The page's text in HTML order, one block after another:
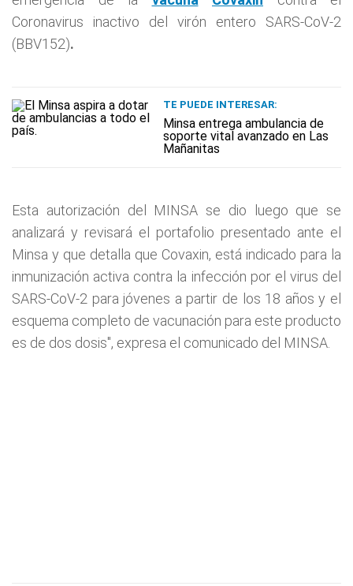
Coronavirus inactivo del virón entero SARS-CoV-2
(BBV152).
TE PUEDE INTERESAR:
Minsa entrega ambulancia de
soporte vital avanzado en Las
Mañanitas
Esta autorización del MINSA se dio luego que se
analizará y revisará el portafolio presentado ante el
Minsa y que detalla que Covaxin, está indicado para la
inmunización activa contra la infección por el virus del
SARS-CoV-2 para jóvenes a partir de los 18 años y el
esquema completo de vacunación para este producto
es de dos dosis", expresa el comunicado del MINSA.